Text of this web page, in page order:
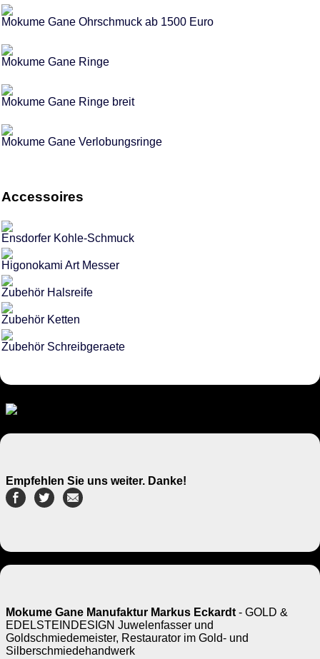
Mokume Gane Ohrschmuck ab 1500 Euro
Mokume Gane Ringe
Mokume Gane Ringe breit
Mokume Gane Verlobungsringe
Accessoires
Ensdorfer Kohle-Schmuck
Higonokami Art Messer
Zubehör Halsreife
Zubehör Ketten
Zubehör Schreibgeraete
Empfehlen Sie uns weiter. Danke!
Mokume Gane Manufaktur Markus Eckardt - GOLD &
EDELSTEINDESIGN Juwelenfasser und
Goldschmiedemeister, Restaurator im Gold- und
Silberschmiedehandwerk